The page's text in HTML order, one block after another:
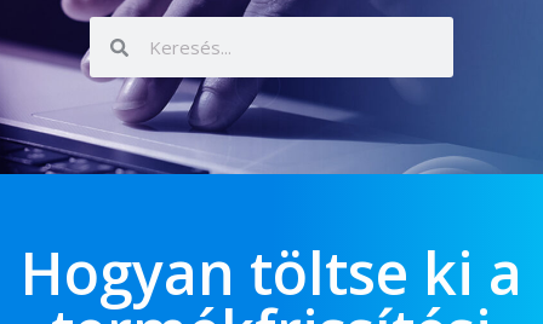
Hogyan töltse ki a